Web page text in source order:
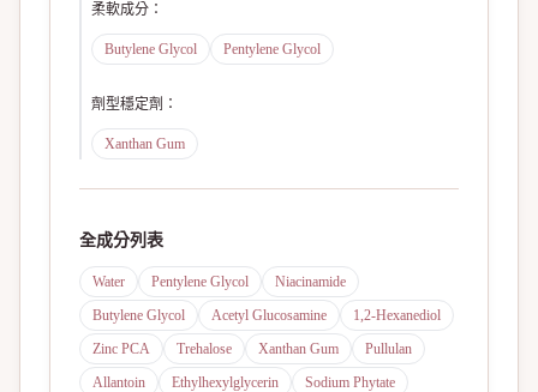
柔軟成分 ：
Butylene Glycol Pentylene Glycol
劑型穩定劑 ：
Xanthan Gum
全成分列表
Water Pentylene Glycol
Niacinamide
Butylene Glycol
Acetyl Glucosamine
1,2-Hexanediol
Zinc PCA
Trehalose Xanthan Gum
Pullulan
Allantoin
Ethylhexylglycerin
Sodium Phytate